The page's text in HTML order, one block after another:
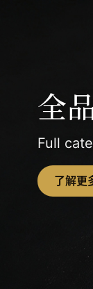
全
Full
了解更